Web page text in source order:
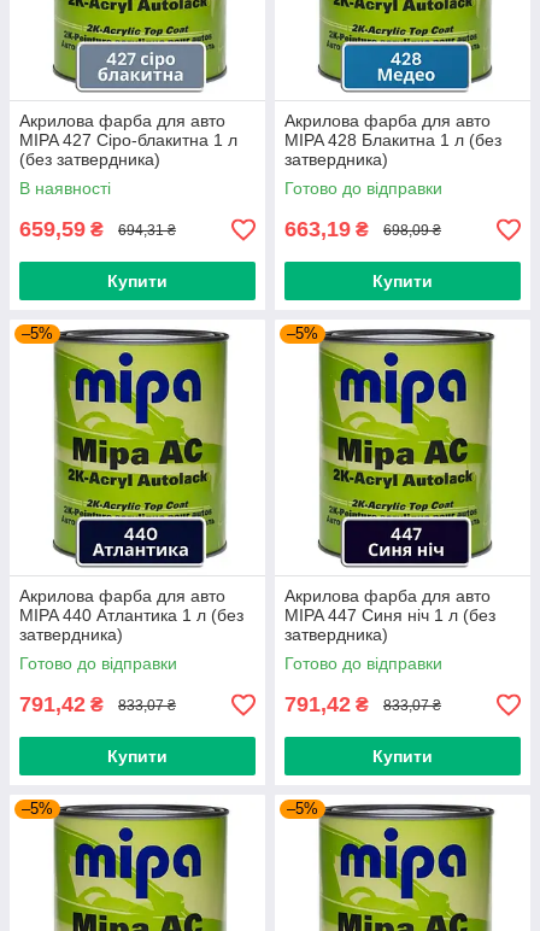
Акрилова фарба для авто
MIPA 427 Сіро-блакитна 1 л
(без затвердника)
В наявності
659,59 ₴ 694,31 ₴
Купити
Акрилова фарба для авто
MIPA 428 Блакитна 1 л (без
затвердника)
Готово до відправки
663,19 ₴ 698,09 ₴
Купити
–5%
Акрилова фарба для авто
MIPA 440 Атлантика 1 л (без
затвердника)
Готово до відправки
791,42 ₴ 833,07 ₴
Купити
–5%
Акрилова фарба для авто
MIPA 447 Синя ніч 1 л (без
затвердника)
Готово до відправки
791,42 ₴ 833,07 ₴
Купити
–5% –5%